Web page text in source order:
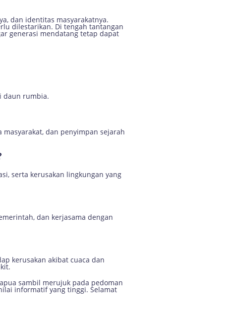
dan identitas masyarakatnya.
dilestarikan. Di tengah tantangan
generasi mendatang tetap dapat
daun rumbia.
dan penyimpan sejarah
serta kerusakan lingkungan yang
dan kerjasama dengan
kerusakan akibat cuaca dan
sambil merujuk pada pedoman
informatif yang tinggi. Selamat